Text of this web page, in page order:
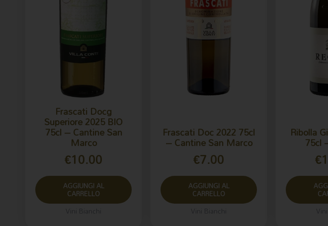
Frascati Docg
Superiore 2025 BIO
75cl – Cantine San
Marco
€10.00
AGGIUNGI AL
CARRELLO
Frascati Doc 2022 75cl
– Cantine San Marco
€7.00
AGGIUNGI AL
CARRELLO
Ribolla
75cl
€